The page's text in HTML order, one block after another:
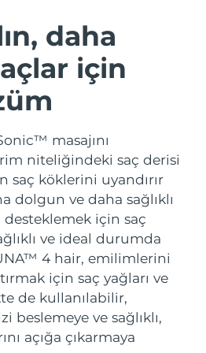
daha
için
masajını
niteliğindeki saç derisi
saç köklerini uyandırır
dolgun ve daha sağlıklı
desteklemek için saç
ve ideal durumda
4 hair, emilimlerini
için saç yağları ve
de kullanılabilir,
beslemeye ve sağlıklı,
açığa çıkarmaya
4 seti
massage
4 Plus
LED heating
4 Men
aging massage
Yüz sıkılaştırma
2 seti
toning
2 go
toning on-the-go
2 eyes & lips
line smoothing device
seti
hydration
LED
and red light therapy
Ağız bakımı
sonic toothbrush
plus
silicone sonic toothbrush
KARŞITI BAKIM
LED bakım
NEW
Tahmini teslim tarihi
Tahmini teslim tarihi
Tahmini teslim tarihi 8/17/26
Tahmini teslim tarihi
Tahmini teslim tarihi8/16/26
Tahmini teslim tarihi8/11/26
Tahmini teslim tarihi
Tahmini teslim tarihi